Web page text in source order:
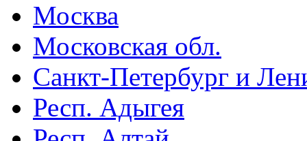
Москва
Московская обл.
Санкт-Петербург и
Респ. Адыгея